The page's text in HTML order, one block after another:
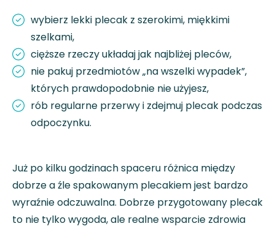
wybierz lekki plecak z szerokimi, miękkimi
szelkami,
cięższe rzeczy układaj jak najbliżej pleców,
nie pakuj przedmiotów „na wszelki wypadek”,
których prawdopodobnie nie użyjesz,
rób regularne przerwy i zdejmuj plecak podczas
odpoczynku.
Już po kilku godzinach spaceru różnica między
dobrze a źle spakowanym plecakiem jest bardzo
wyraźnie odczuwalna. Dobrze przygotowany plecak
to nie tylko wygoda, ale realne wsparcie zdrowia